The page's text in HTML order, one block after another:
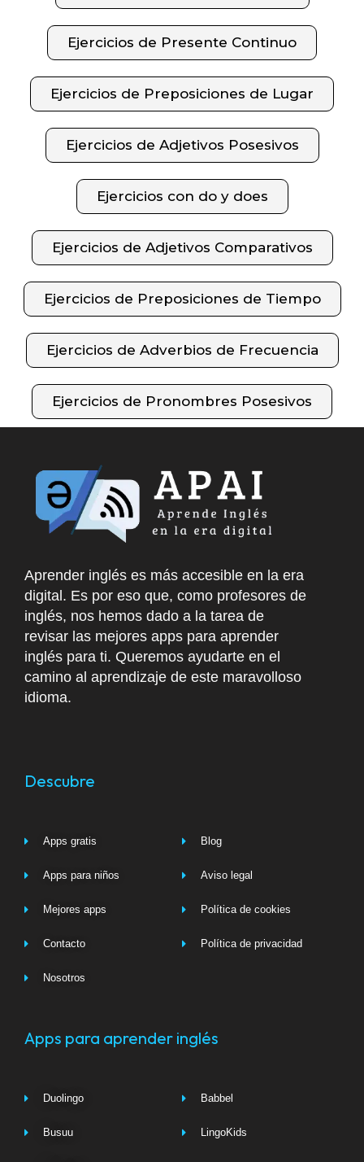
Ejercicios de Presente Continuo
Ejercicios de Preposiciones de Lugar
Ejercicios de Adjetivos Posesivos
Ejercicios con do y does
Ejercicios de Adjetivos Comparativos
Ejercicios de Preposiciones de Tiempo
Ejercicios de Adverbios de Frecuencia
Ejercicios de Pronombres Posesivos
Aprender inglés es más accesible en la era
digital. Es por eso que, como profesores de
inglés, nos hemos dado a la tarea de
revisar las mejores apps para aprender
inglés para ti. Queremos ayudarte en el
camino al aprendizaje de este maravolloso
idioma.
Descubre
Apps gratis
Apps para niños
Mejores apps
Contacto
Nosotros
Blog
Aviso legal
Política de cookies
Política de privacidad
Apps para aprender inglés
Duolingo
Busuu
Babbel
LingoKids